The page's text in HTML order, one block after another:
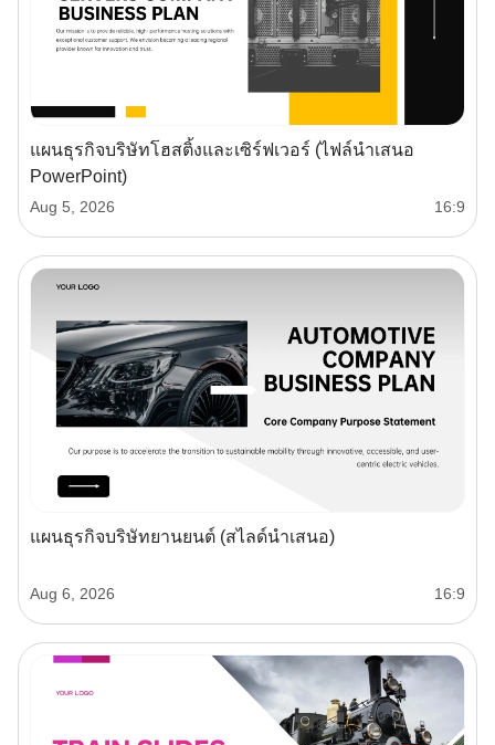
แผนธุรกิจบริษัทโฮสติ้งและเซิร์ฟเวอร์ (ไฟล์นำเสนอ
PowerPoint)
Aug 5, 2026 16:9
แผนธุรกิจบริษัทยานยนต์ (สไลด์นำเสนอ)
Aug 6, 2026 16:9